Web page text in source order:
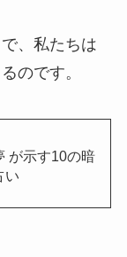
、私たちは
のです。
が示す10の暗
い